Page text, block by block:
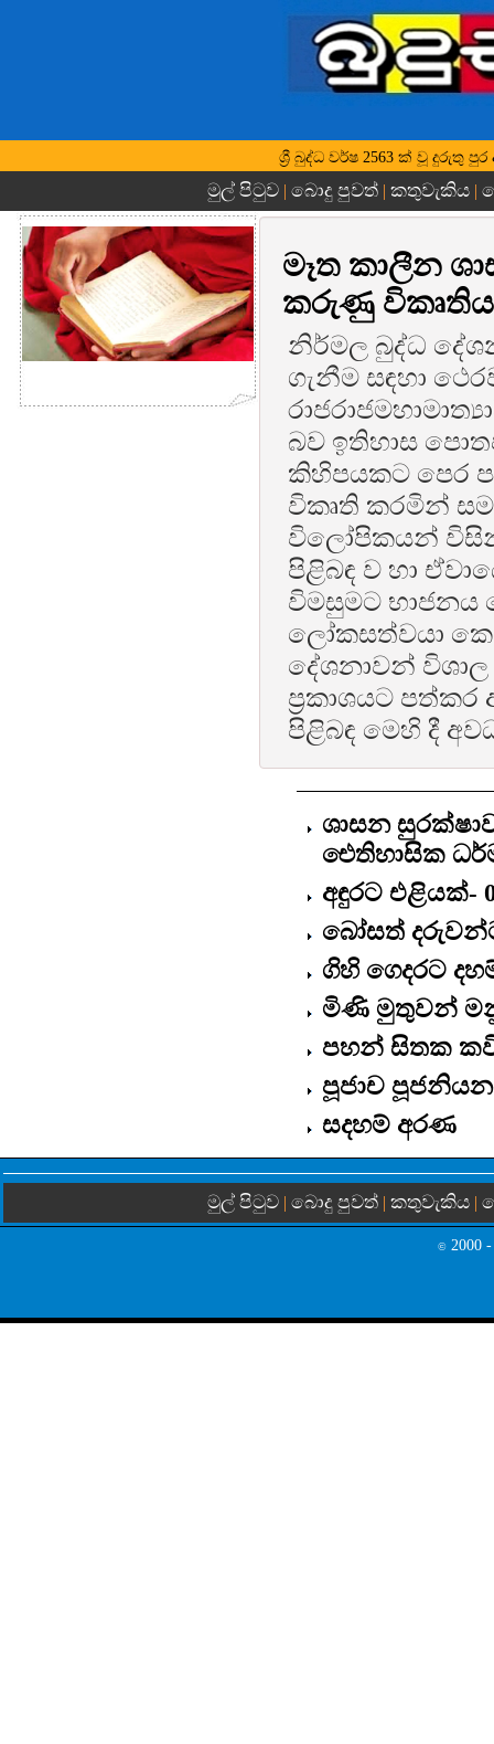
ශ්‍රී බුද්ධ වර්ෂ 2563 ක් වූ දුරුතු
මුල් පිටුව | බොදු පුවත් | කතුවැකිය |
මෑත කාලීන
කරුණු විකෘතිය
නිර්මල බුද්ධ
ගැනීම සඳහා
බව ඉතිහාස
කිහිපයකට පෙර
විකෘති කරමින්
විලෝපිකයන්
පිළිබඳ ව හා
විමසුමට
ලෝකසත්වයා
දේශනාවන්
ප්‍රකාශයට
පිළිබඳ මෙහි දී
ශාසන
ඓතිහාසික
අඳුරට එළියක්-
බෝසත්
ගිහි ගෙදරට
මිණි මුතුවන්
පහන් සිතක
පූජාච
සදහම් අරණ
මුල් පිටුව | බොදු පුවත් | කතුවැකිය |
© 2000